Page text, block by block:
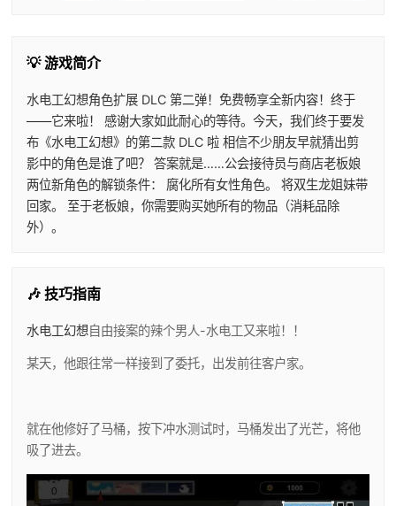
💡 游戏简介
水电工幻想角色扩展 DLC 第二弹！免费畅享全新内容！终于
——它来啦！ 感谢大家如此耐心的等待。今天，我们终于要发
布《水电工幻想》的第二款 DLC 啦 相信不少朋友早就猜出剪
影中的角色是谁了吧？ 答案就是……公会接待员与商店老板娘
两位新角色的解锁条件： 腐化所有女性角色。 将双生龙姐妹带
回家。 至于老板娘，你需要购买她所有的物品（消耗品除
外）。
🎶 技巧指南
水电工幻想自由接案的辣个男人-水电工又来啦！！
某天，他跟往常一样接到了委托，出发前往客户家。
就在他修好了马桶，按下冲水测试时，马桶发出了光芒，将他
吸了进去。